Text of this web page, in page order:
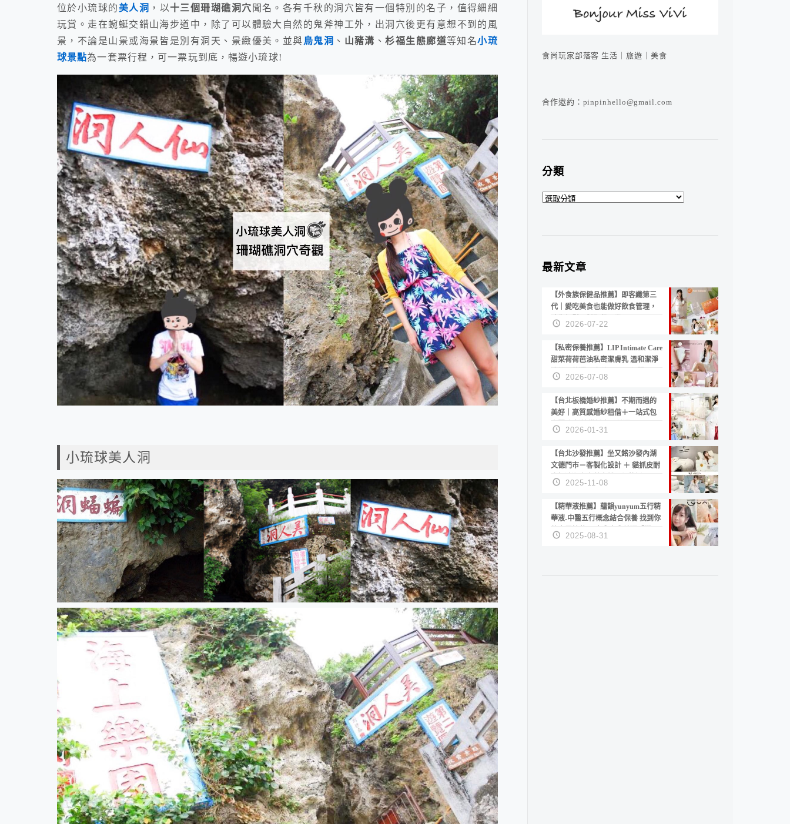
位於小琉球的美人洞 ，以十三個珊瑚礁洞穴 聞名。各有千秋的洞穴皆有一個特別的名子，值得細細
玩賞。走在蜿蜒交錯山海步道中，除了可以體驗大自然的鬼斧神工外，出洞穴後更有意想不到的風
景，不論是山景或海景皆是別有洞天、景緻優美。並與 烏鬼洞 、 山豬溝 、杉福生態廊道等知名小琉
球景點為一套票行程，可一票玩到底，暢遊小琉球!
小琉球美人洞
食尚玩家部落客 生活｜旅遊｜美食
合作邀約：pinpinhello@gmail.com
分類
分
最新文章
【外食族保健品推薦】即客纖第三
代｜愛吃美食也能做好飲食管理，
陪你輕鬆面對聚餐日常！
2026-07-22
【私密保養推薦】LIP Intimate Care
甜菜荷荷芭油私密潔膚乳 溫和潔淨
洗後不乾澀 不起泡反而更舒服！
2026-07-08
【台北板橋婚紗推薦】不期而遇的
美好｜高質感婚紗租借＋一站式包
套服務 新娘備婚省心首選！
2026-01-31
【台北沙發推薦】坐又銘沙發內湖
文德門市－客製化設計 ＋ 貓抓皮耐
磨好清潔｜直營直銷、價格透明
高CP值打造夢想居家風格
2025-11-08
【精華液推薦】蘊韻yunyum五行精
華液-中醫五行概念結合保養 找到你
的專屬精華！ 水㊀土㊀就選「潤・
賦精華」維持肌膚剛剛好的平衡
2025-08-31